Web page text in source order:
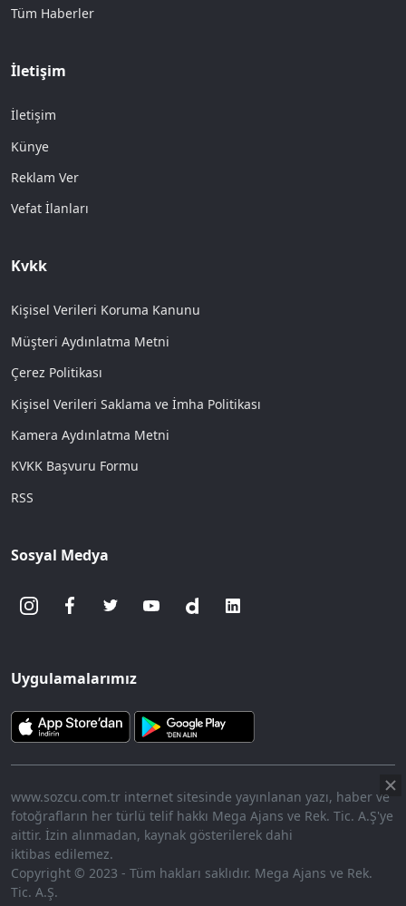
Tüm Haberler
İletişim
İletişim
Künye
Reklam Ver
Vefat İlanları
Kvkk
Kişisel Verileri Koruma Kanunu
Müşteri Aydınlatma Metni
Çerez Politikası
Kişisel Verileri Saklama ve İmha Politikası
Kamera Aydınlatma Metni
KVKK Başvuru Formu
RSS
Sosyal Medya
Uygulamalarımız
www.sozcu.com.tr internet sitesinde yayınlanan yazı, haber ve
fotoğrafların her türlü telif hakkı Mega Ajans ve Rek. Tic. A.Ş'ye
aittir. İzin alınmadan, kaynak gösterilerek dahi
iktibas edilemez.
Copyright © 2023 - Tüm hakları saklıdır. Mega Ajans ve Rek.
Tic. A.Ş.